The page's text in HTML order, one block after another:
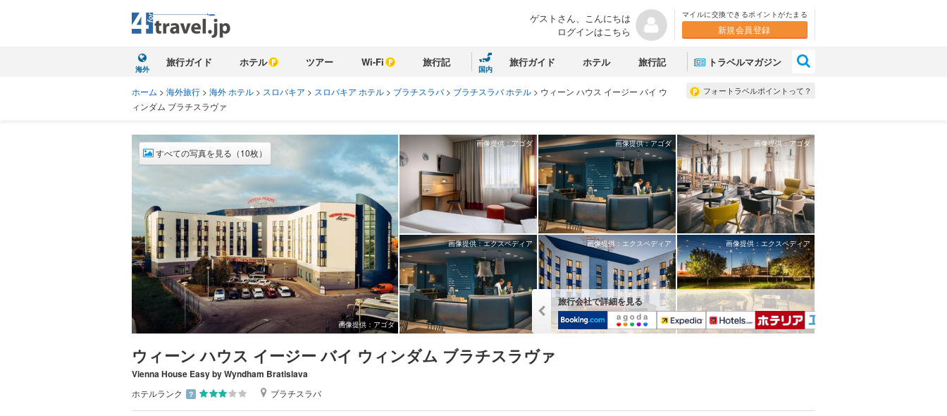
ゲストさん、こんにちは
ログインはこちら
マイルに交換できるポイントがたまる
新規会員登録
海外
旅行ガイド ホテル ツアー Wi-Fi 旅行記
国内
旅行ガイド ホテル 旅行記 トラベルマガジン
フォートラベルポイントって？
ホーム > 海外旅行 > 海外 ホテル > スロバキア > スロバキア ホテル > ブラチスラバ > ブラチスラバ ホテル > ウィーン ハウス イージー バイ ウ
ィンダム ブラチスラヴァ
画像提供：アゴダ
すべての写真を見る（10枚）
画像提供：アゴダ 画像提供：アゴダ 画像提供：アゴダ
画像提供：エクスペディア 画像提供：エクスペディア 画像提供：エクスペディア
旅行会社で詳細を見る
ウィーン ハウス イージー バイ ウィンダム ブラチスラヴァ
Vienna House Easy by Wyndham Bratislava
ホテルランク ？ ブラチスラバ